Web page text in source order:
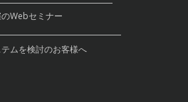
Webセミナー
ムを検討のお客様へ